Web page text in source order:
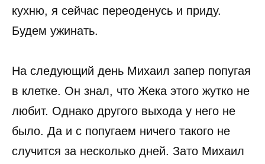
кухню, я сейчас переоденусь и приду.
Будем ужинать.
На следующий день Михаил запер попугая
в клетке. Он знал, что Жека этого жутко не
любит. Однако другого выхода у него не
было. Да и с попугаем ничего такого не
случится за несколько дней. Зато Михаил